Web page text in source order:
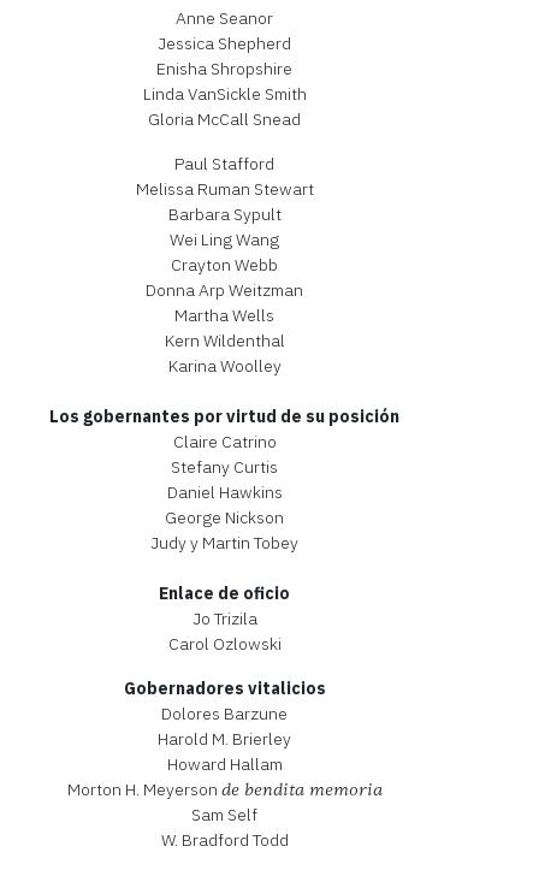
Anne Seanor
Jessica Shepherd
Enisha Shropshire
Linda VanSickle Smith
Gloria McCall Snead
Paul Stafford
Melissa Ruman Stewart
Barbara Sypult
Wei Ling Wang
Crayton Webb
Donna Arp Weitzman
Martha Wells
Kern Wildenthal
Karina Woolley
Los gobernantes por virtud de su posición
Claire Catrino
Stefany Curtis
Daniel Hawkins
George Nickson
Judy y Martin Tobey
Enlace de oficio
Jo Trizila
Carol Ozlowski
Gobernadores vitalicios
Dolores Barzune
Harold M. Brierley
Howard Hallam
Morton H. Meyerson de bendita memoria
Sam Self
W. Bradford Todd